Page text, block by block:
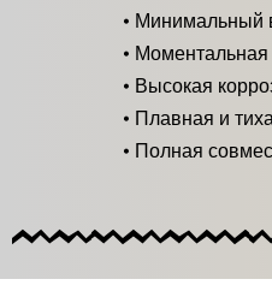
• Минимальный
•
• Высокая
• Плавная и
• Полная